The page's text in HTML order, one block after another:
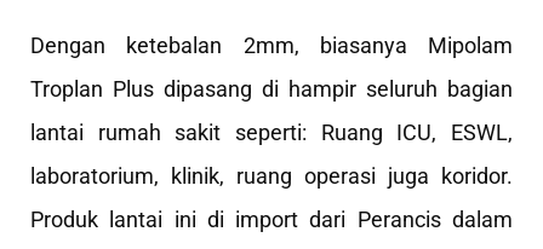
Dengan ketebalan 2mm, biasanya Mipolam
Troplan Plus dipasang di hampir seluruh bagian
lantai rumah sakit seperti: Ruang ICU, ESWL,
laboratorium, klinik, ruang operasi juga koridor.
Produk lantai ini di import dari Perancis dalam